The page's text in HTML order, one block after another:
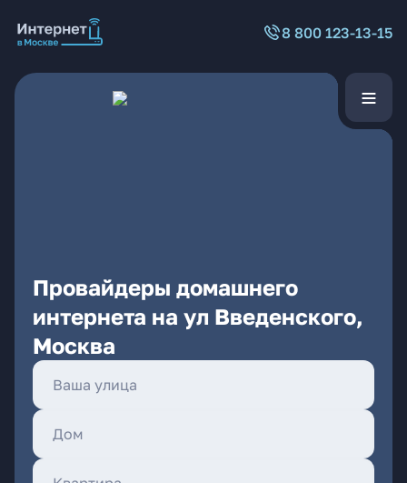
8 800 123-13-15
Провайдеры домашнего
интернета на ул Введенского,
Москва